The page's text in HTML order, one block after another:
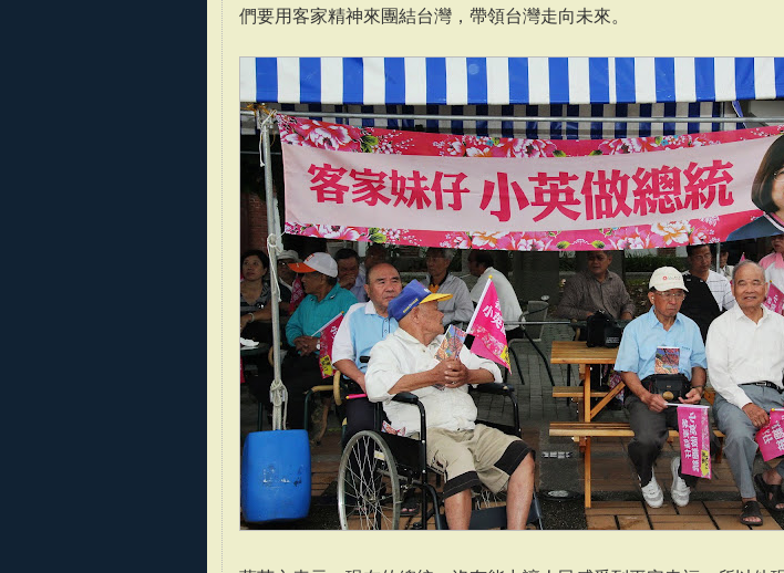
們要用客家精神來團結台灣，帶領台灣走向未來。